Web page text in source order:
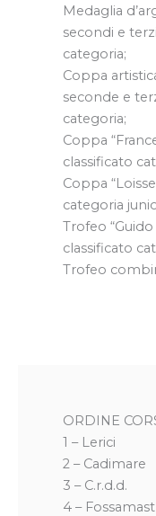
Medaglia
secondi e
categoria;
Coppa
seconde e
categoria;
Coppa
classificato
Coppa
categoria
Trofeo
classificato
Trofeo
ORDINE
1 – Lerici
2 – Cadimare
3 – C.r.d.d.
4 –